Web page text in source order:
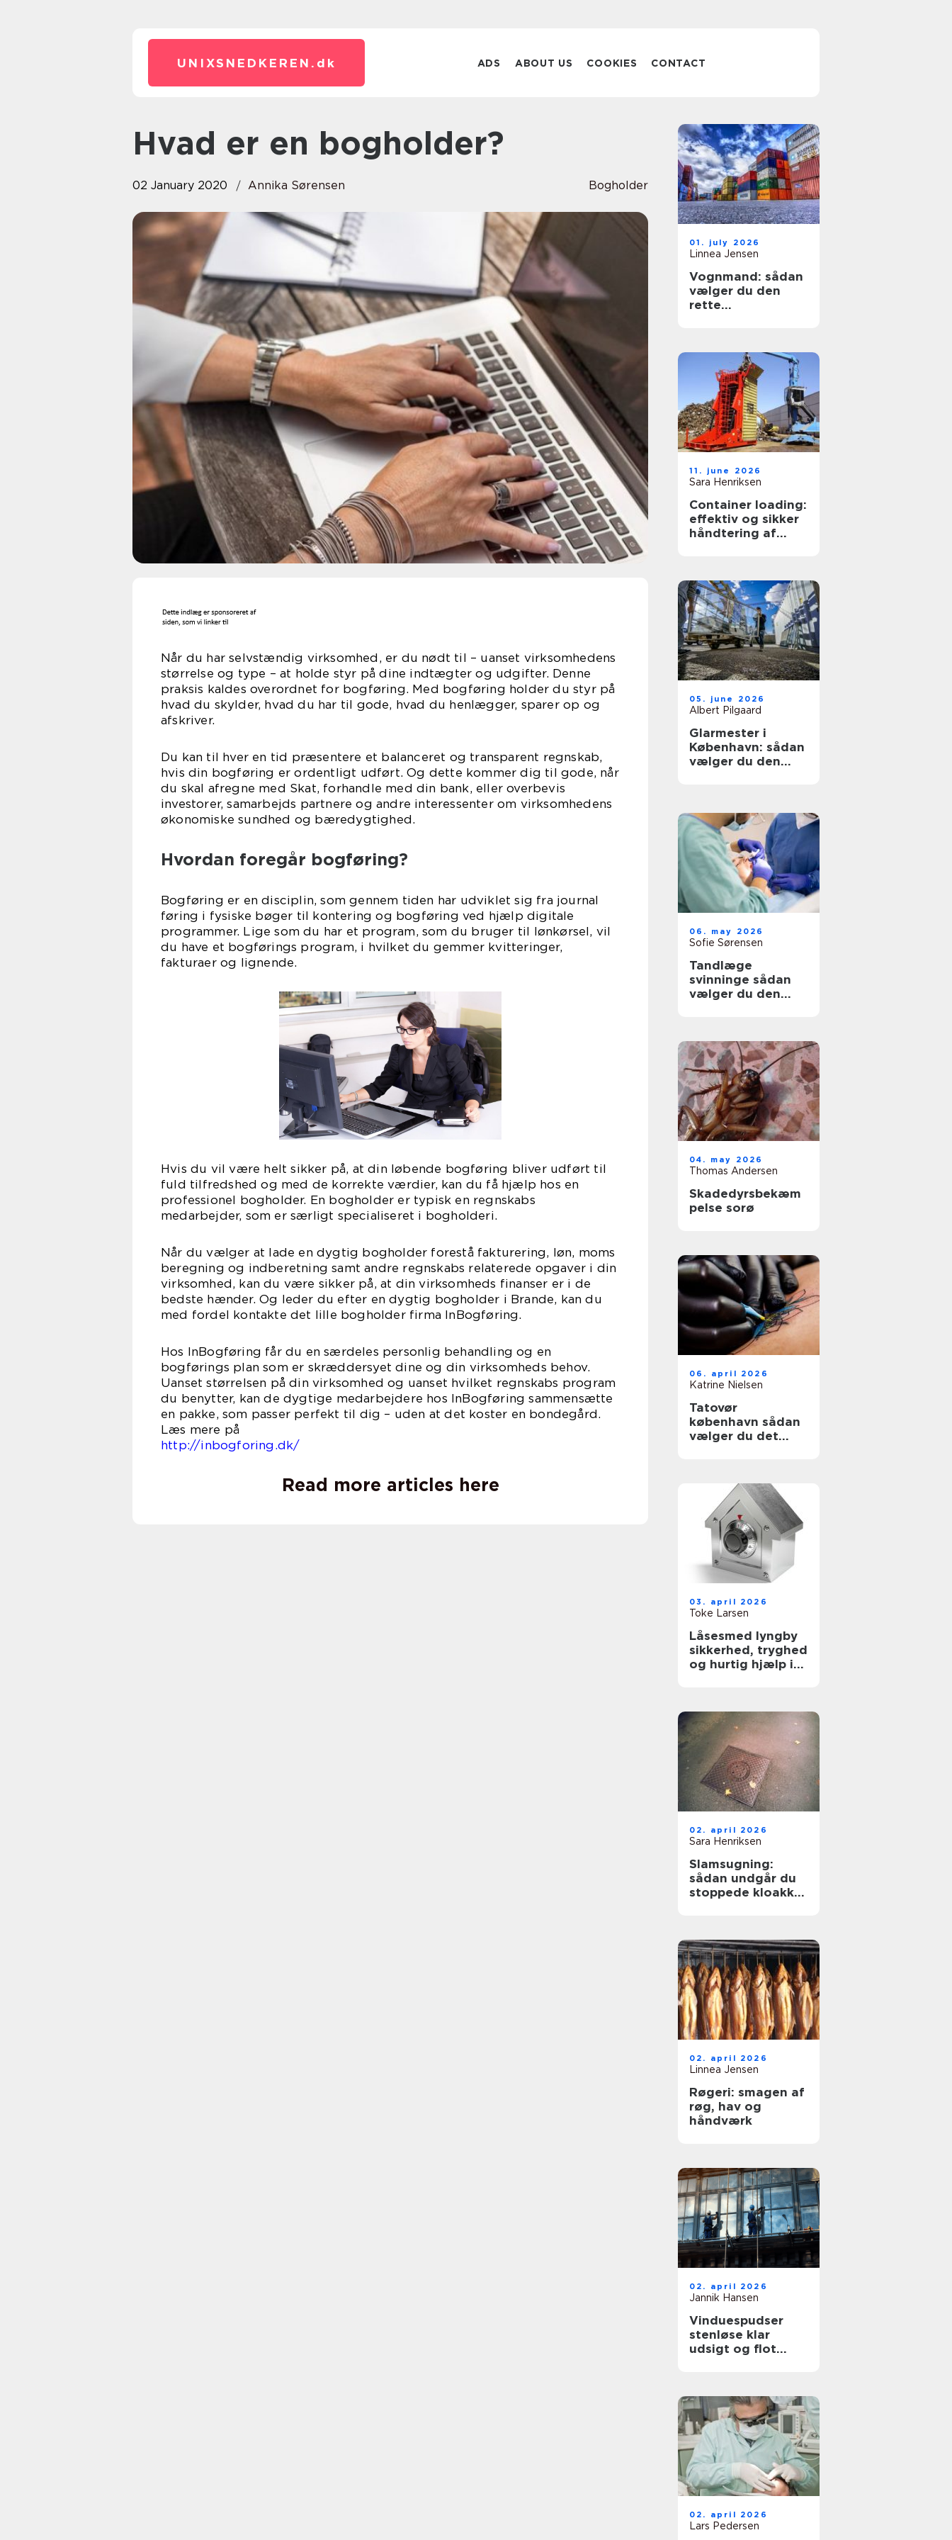
UNIXSNEDKEREN. dk ADS ABOUT US COOKIES CONTACT
Hvad er en bogholder?
02 January 2020 Annika Sørensen Bogholder
Når du har selvstændig virksomhed, er du nødt til – uanset virksomhedens
størrelse og type – at holde styr på dine indtægter og udgifter. Denne
praksis kaldes overordnet for bogføring. Med bogføring holder du styr på
hvad du skylder, hvad du har til gode, hvad du henlægger, sparer op og
afskriver.
Du kan til hver en tid præsentere et balanceret og transparent regnskab,
hvis din bogføring er ordentligt udført. Og dette kommer dig til gode, når
du skal afregne med Skat, forhandle med din bank, eller overbevis
investorer, samarbejds partnere og andre interessenter om virksomhedens
økonomiske sundhed og bæredygtighed.
Hvordan foregår bogføring?
Bogføring er en disciplin, som gennem tiden har udviklet sig fra journal
føring i fysiske bøger til kontering og bogføring ved hjælp digitale
programmer. Lige som du har et program, som du bruger til lønkørsel, vil
du have et bogførings program, i hvilket du gemmer kvitteringer,
fakturaer og lignende.
Hvis du vil være helt sikker på, at din løbende bogføring bliver udført til
fuld tilfredshed og med de korrekte værdier, kan du få hjælp hos en
professionel bogholder. En bogholder er typisk en regnskabs
medarbejder, som er særligt specialiseret i bogholderi.
Når du vælger at lade en dygtig bogholder forestå fakturering, løn, moms
beregning og indberetning samt andre regnskabs relaterede opgaver i din
virksomhed, kan du være sikker på, at din virksomheds finanser er i de
bedste hænder. Og leder du efter en dygtig bogholder i Brande, kan du
med fordel kontakte det lille bogholder firma InBogføring.
Hos InBogføring får du en særdeles personlig behandling og en
bogførings plan som er skræddersyet dine og din virksomheds behov.
Uanset størrelsen på din virksomhed og uanset hvilket regnskabs program
du benytter, kan de dygtige medarbejdere hos InBogføring sammensætte
en pakke, som passer perfekt til dig – uden at det koster en bondegård.
Læs mere på
http://inbogforing.dk/
Read more articles here
01. july 2026
Linnea Jensen
Vognmand: sådan
vælger du den
rette
11. june 2026
Sara Henriksen
Container loading:
effektiv og sikker
håndtering af
05. june 2026
Albert Pilgaard
Glarmester i
København: sådan
vælger du den
06. may 2026
Sofie Sørensen
Tandlæge
svinninge sådan
vælger du den
04. may 2026
Thomas Andersen
Skadedyrsbekæm
pelse sorø
06. april 2026
Katrine Nielsen
Tatovør
københavn sådan
vælger du det
03. april 2026
Toke Larsen
Låsesmed lyngby
sikkerhed, tryghed
og hurtig hjælp i
02. april 2026
Sara Henriksen
Slamsugning:
sådan undgår du
stoppede kloakker
02. april 2026
Linnea Jensen
Røgeri: smagen af
røg, hav og
håndværk
02. april 2026
Jannik Hansen
Vinduespudser
stenløse klar
udsigt og flot
02. april 2026
Lars Pedersen